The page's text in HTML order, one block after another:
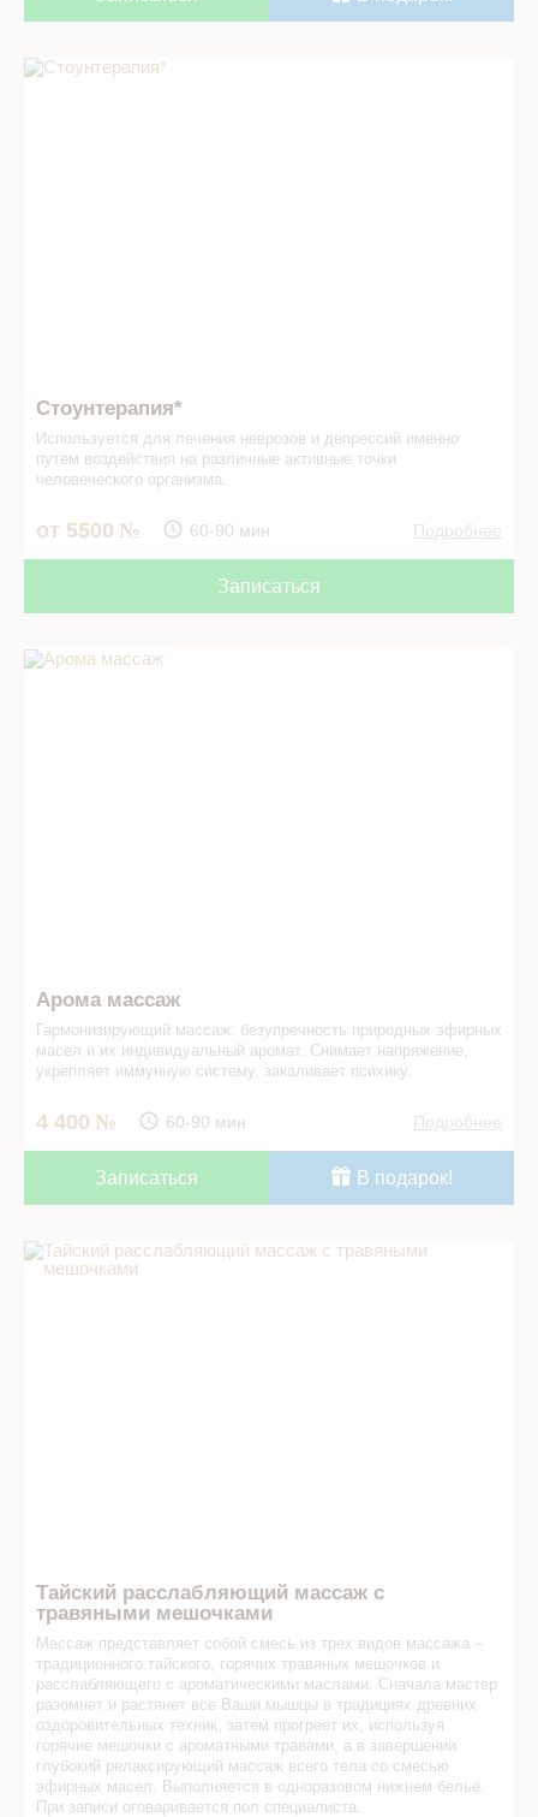
Стоунтерапия* в СПА салоне
Стоунтерапия*
Используется для лечения неврозов и депрессий именно
путем воздействия на различные активные точки
человеческого организма.
от 5500 60-90 мин Подробнее
Записаться
Арома массаж в СПА салоне
Арома массаж
Гармонизирующий массаж: безупречность природных эфирных
масел и их индивидуальный аромат. Снимает напряжение,
укрепляет иммунную систему, закаливает психику.
4 400 60-90 мин Подробнее
Записаться В подарок!
Тайский расслабляющий массаж с травяными мешочками
в СПА салоне
Тайский расслабляющий массаж с
травяными мешочками
Массаж представляет собой смесь из трех видов массажа –
традиционного тайского, горячих травяных мешочков и
расслабляющего с ароматическими маслами. Сначала мастер
разомнет и растянет все Ваши мышцы в традициях древних
оздоровительных техник, затем прогреет их, используя
горячие мешочки с ароматными травами, а в завершении
глубокий релаксирующий массаж всего тела со смесью
эфирных масел. Выполняется в одноразовом нижнем белье.
При записи оговаривается пол специалиста.